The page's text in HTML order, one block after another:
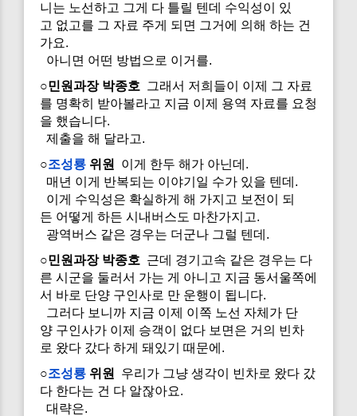
니는 노선하고 그게 다 틀릴 텐데 수익성이 있
고 없고를 그 자료 주게 되면 그거에 의해 하는 건
가요.
아니면 어떤 방법으로 이거를.
○민원과장 박종호 그래서 저희들이 이제 그 자료
를 명확히 받아볼라고 지금 이제 용역 자료를 요청
을 했습니다.
제출을 해 달라고.
○조성룡 위원
이게 한두 해가 아닌데.
매년 이게 반복되는 이야기일 수가 있을 텐데.
이게 수익성은 확실하게 해 가지고 보전이 되
든 어떻게 하든 시내버스도 마찬가지고.
광역버스 같은 경우는 더군나 그럴 텐데.
○민원과장 박종호 근데 경기고속 같은 경우는 다
른 시군을 둘러서 가는 게 아니고 지금 동서울쪽에
서 바로 단양 구인사로 만 운행이 됩니다.
그러다 보니까 지금 이제 이쪽 노선 자체가 단
양 구인사가 이제 승객이 없다 보면은 거의 빈차
로 왔다 갔다 하게 돼있기 때문에.
○조성룡 위원
우리가 그냥 생각이 빈차로 왔다 갔
다 한다는 건 다 알잖아요.
대략은.